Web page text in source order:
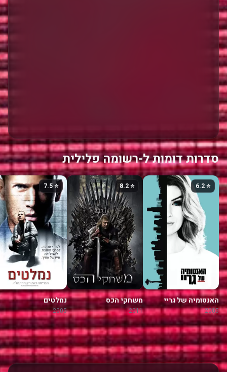
סדרות דומות ל-רשומה פלילית
⭐ 6.2
האנטומיה של גריי
2005
⭐ 8.2
משחקי הכס
2011
⭐ 7.5
נמלטים
2005